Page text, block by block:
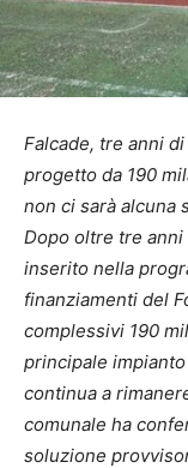
Falcade, tre anni
progetto da 190
non ci sarà alcuna
Dopo oltre tre
inserito nella
finanziamenti del
complessivi 190
principale
continua a
comunale ha
soluzione